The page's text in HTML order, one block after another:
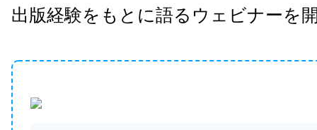
出版経験をもとに語るウェビナーを